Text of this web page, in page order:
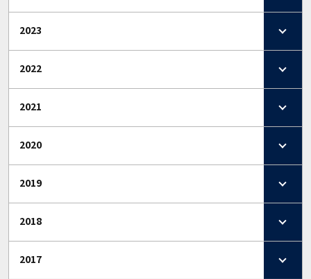
2023
2022
2021
2020
2019
2018
2017